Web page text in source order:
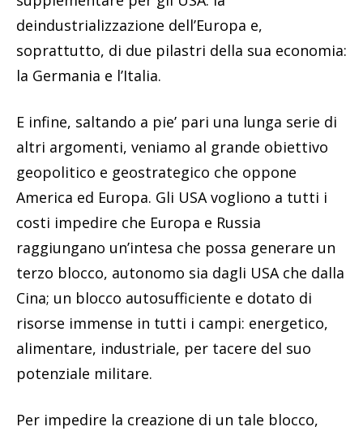
deindustrializzazione dell’Europa e,
soprattutto, di due pilastri della sua economia:
la Germania e l’Italia.
E infine, saltando a pie’ pari una lunga serie di
altri argomenti, veniamo al grande obiettivo
geopolitico e geostrategico che oppone
America ed Europa. Gli USA vogliono a tutti i
costi impedire che Europa e Russia
raggiungano un’intesa che possa generare un
terzo blocco, autonomo sia dagli USA che dalla
Cina; un blocco autosufficiente e dotato di
risorse immense in tutti i campi: energetico,
alimentare, industriale, per tacere del suo
potenziale militare.
Per impedire la creazione di un tale blocco,